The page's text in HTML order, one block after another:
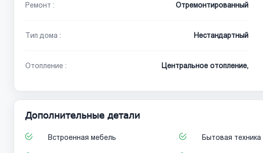
Ремонт : Отремонтированный
Тип дома : Нестандартный
Отопление : Центральное отопление,
Дополнительные детали
Встроенная мебель Бытовая техника